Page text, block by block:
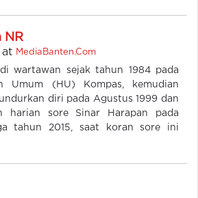
NR
at MediaBanten.Com
wartawan sejak tahun 1984 pada
Umum (HU) Kompas, kemudian
diri pada Agustus 1999 dan
harian sore Sinar Harapan pada
tahun 2015, saat koran sore ini